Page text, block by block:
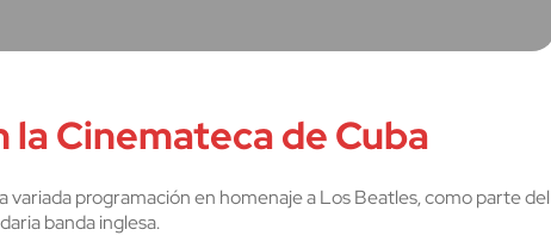
Cinemateca de Cuba
variada programación en homenaje a Los Beatles, como parte del
banda inglesa.